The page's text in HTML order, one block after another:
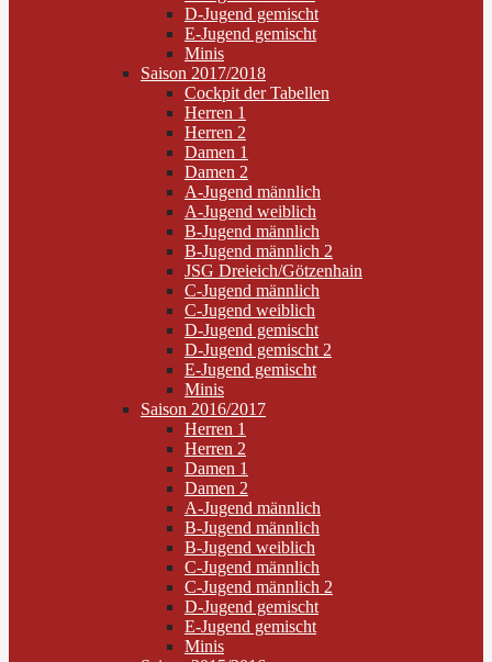
D-Jugend gemischt
E-Jugend gemischt
Minis
Saison 2017/2018
Cockpit der Tabellen
Herren 1
Herren 2
Damen 1
Damen 2
A-Jugend männlich
A-Jugend weiblich
B-Jugend männlich
B-Jugend männlich 2
JSG Dreieich/Götzenhain
C-Jugend männlich
C-Jugend weiblich
D-Jugend gemischt
D-Jugend gemischt 2
E-Jugend gemischt
Minis
Saison 2016/2017
Herren 1
Herren 2
Damen 1
Damen 2
A-Jugend männlich
B-Jugend männlich
B-Jugend weiblich
C-Jugend männlich
C-Jugend männlich 2
D-Jugend gemischt
E-Jugend gemischt
Minis